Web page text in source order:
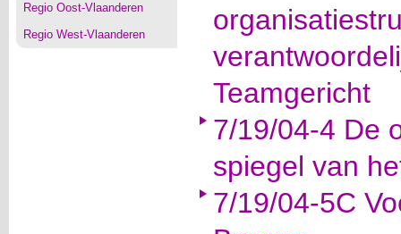
Regio Oost-Vlaanderen
Regio West-Vlaanderen
Teamgericht
7/19/04-4 De
spiegel van
7/19/04-5C